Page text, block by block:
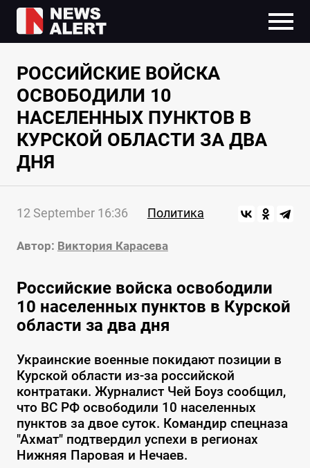
РОССИЙСКИЕ ВОЙСКА
ОСВОБОДИЛИ 10
НАСЕЛЕННЫХ ПУНКТОВ В
КУРСКОЙ ОБЛАСТИ ЗА ДВА
ДНЯ
12 September 16:36 Политика
Автор: Виктория Карасева
Российские войска освободили
10 населенных пунктов в Курской
области за два дня
Украинские военные покидают позиции в
Курской области из-за российской
контратаки. Журналист Чей Боуз сообщил,
что ВС РФ освободили 10 населенных
пунктов за двое суток. Командир спецназа
"Ахмат" подтвердил успехи в регионах
Нижняя Паровая и Нечаев.